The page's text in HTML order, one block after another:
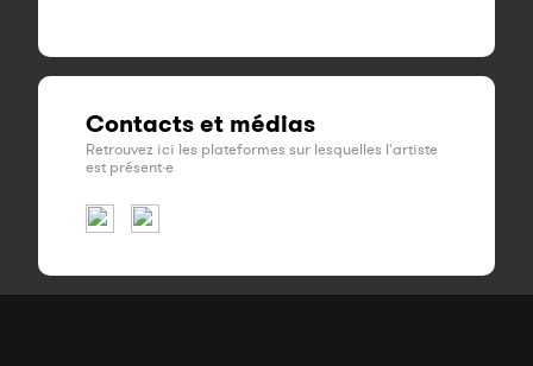
Contacts et médias
Retrouvez ici les plateformes sur lesquelles l'artiste
est présent·e